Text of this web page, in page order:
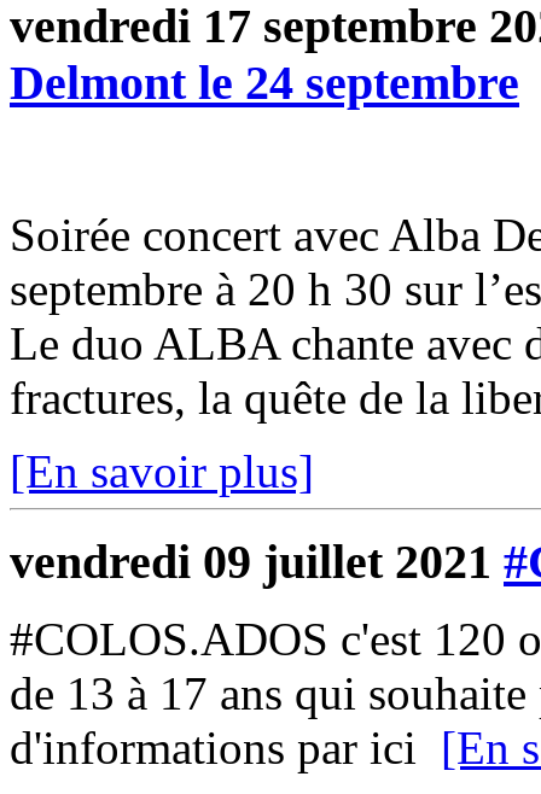
vendredi 17 septembre
Delmont le 24 septembre
Soirée concert avec Alba
septembre à 20 h 30 sur
Le duo ALBA chante avec
fractures, la quête de la
[En savoir plus]
vendredi 09 juillet 2021
#COLOS.ADOS c'est 120
de 13 à 17 ans qui
d'informations par ici [En